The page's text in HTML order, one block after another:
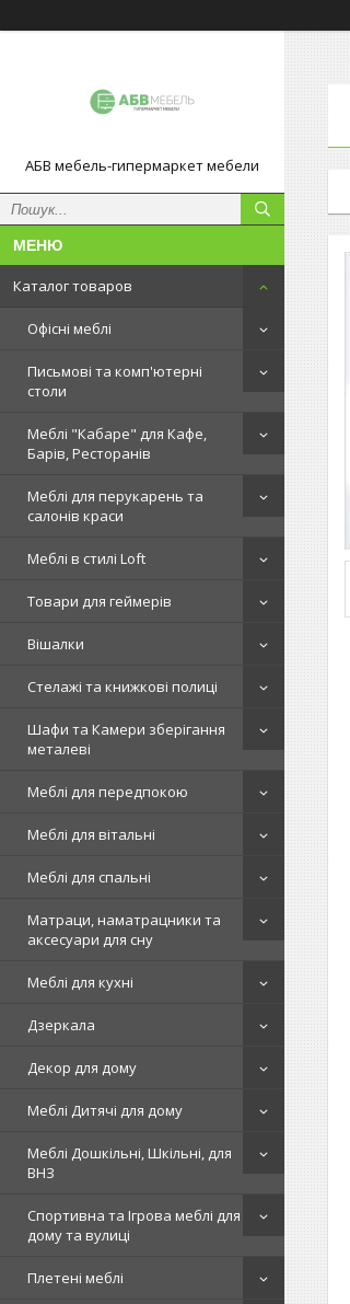
АБВ мебель-гипермаркет мебели
Каталог товаров
Офісні меблі
Письмові та комп'ютерні
столи
Меблі "Кабаре" для Кафе,
Барів, Ресторанів
Меблі для перукарень та
салонів краси
Меблі в стилі Loft
Товари для геймерів
Вішалки
Стелажі та книжкові полиці
Шафи та Камери зберігання
металеві
Меблі для передпокою
Меблі для вітальні
Меблі для спальні
Матраци, наматрацники та
аксесуари для сну
Меблі для кухні
Дзеркала
Декор для дому
Меблі Дитячі для дому
Меблі Дошкільні, Шкільні, для
ВНЗ
Спортивна та Ігрова меблі для
дому та вулиці
Плетені меблі